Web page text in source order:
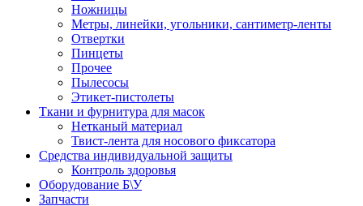
Ножницы
Метры, линейки, угольники, сантиметр-ленты
Отвертки
Пинцеты
Прочее
Пылесосы
Этикет-пистолеты
Ткани и фурнитура для масок
Нетканый материал
Твист-лента для носового фиксатора
Средства индивидуальной защиты
Контроль здоровья
Оборудование Б\У
Запчасти